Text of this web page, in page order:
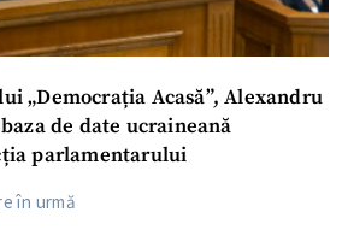
„Democrația Acasă”, Alexandru
de date ucraineană
parlamentarului
în urmă